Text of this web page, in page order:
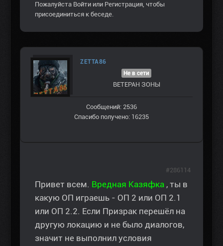
Пожалуйста Войти или Регистрация, чтобы
присоединиться к беседе.
ZETTA86
Не в сети
ВЕТЕРАН ЗOНЫ
Сообщений: 2536
Спасибо получено: 16235
Привет всем. Вредная Казяфка , ты в
какую ОП играешь - ОП 2 или ОП 2.1
или ОП 2.2. Если Призрак перешёл на
другую локацию и не было диалогов,
значит не выполнил условия
#286114